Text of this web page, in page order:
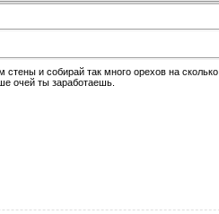
и собирай так много орехов на сколько
очей ты заработаешь.